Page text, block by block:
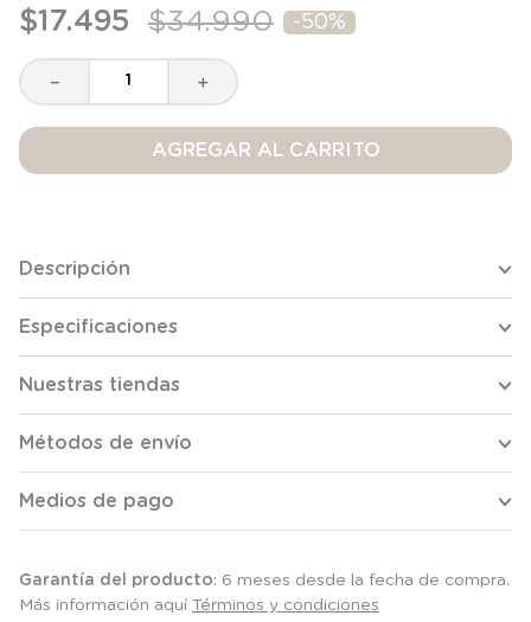
$17.495 $34.990 -50%
＋
－
AGREGAR AL CARRITO
Descripción
Especificaciones
Nuestras tiendas
Métodos de envío
Medios de pago
Garantía del producto: 6 meses desde la fecha de compra.
Más información aquí Términos y condiciones